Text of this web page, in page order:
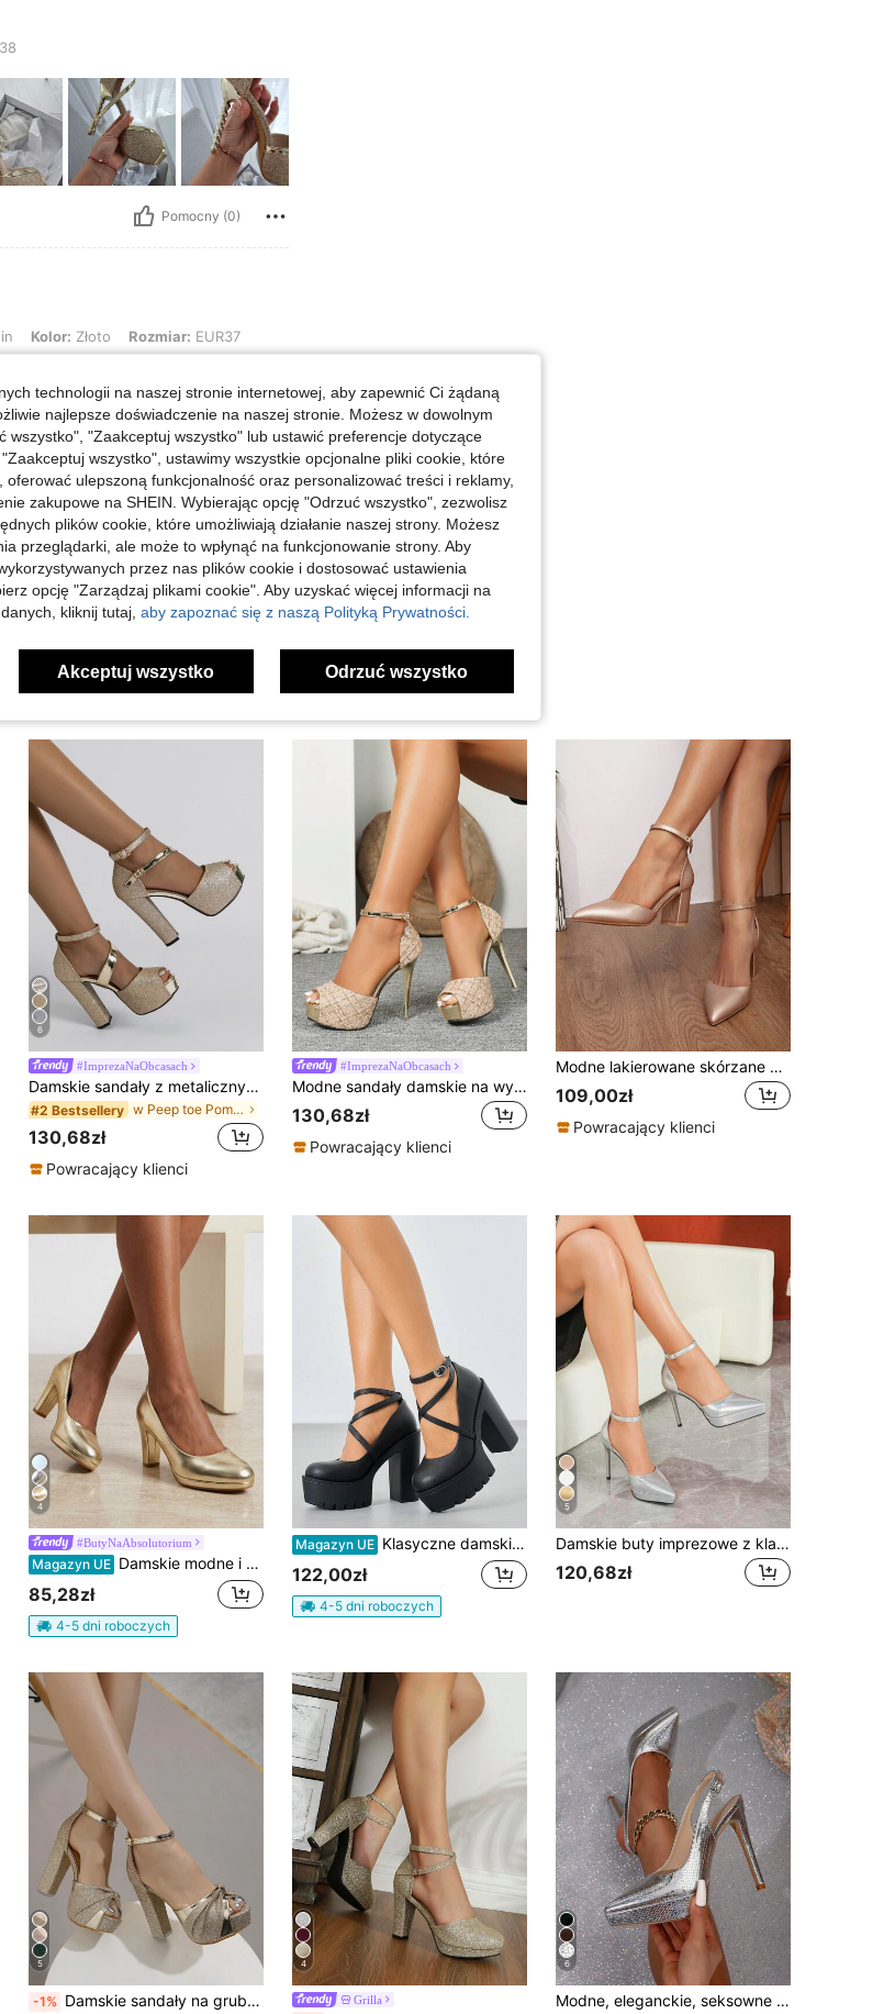
Pomocny (0)
Rozmiar: EUR37
Kolor: Złoto Rozmiar: EUR37
Pomocny (0)
6
#ImprezaNaObcasach
Damskie sandały z metalicznym brokatem, odkrytym palcem, grubą podeszwą i masywnym obcasem, z klamrą i paskiem wokół kostki, super wysokie obcasy na imprezę i ślub
#2 Bestsellery w Peep toe Pompy Kobiece
130,68zł
Powracający klienci
#ImprezaNaObcasach
Modne sandały damskie na wysokim obcasie z klamrą, seksowne szpilki, idealne do klubów nocnych, na imprezy, wiosnę, lato, jesień, nowość, dostępne w dużych rozmiarach, platforma i odkryte palce, na imprezę
130,68zł
Powracający klienci
Modne lakierowane skórzane buty na wysokim obcasie ze szpiczastym noskiem i zdobione sztucznymi perłami, eleganckie, na imprezę
109,00zł
Powracający klienci
4
#ButyNaAbsolutorium
Magazyn UE Damskie modne i wygodne metaliczne buty na platformie i wysokim obcasie
85,28zł
4-5 dni roboczych
Magazyn UE Klasyczne damskie czółenka na platformie, okrągły nosek, gruby obcas, zapięcie na klamrę, eleganckie, wygodne, codzienne buty wizytowe z grubą podeszwą, odpowiednie na imprezę i bankiet, czarne, wysokie obcasy
122,00zł
4-5 dni roboczych
5
Damskie buty imprezowe z klamrą, styl klubowy, na platformie
120,68zł
5
-1% Damskie sandały na grubej platformie z odkrytym palcem, idealne do klubów nocnych i na imprezy, wiosna/lato, seksowne, damskie czółenka, stroje imprezowe
4
Grilla
6
Modne, eleganckie, seksowne czółenka na wysokim obcasie i platformie ze szpiczastym noskiem
technologii na naszej stronie internetowej, aby zapewnić Ci żądaną
najlepsze doświadczenie na naszej stronie. Możesz w dowolnym
wszystko", "Zaakceptuj wszystko" lub ustawić preferencje dotyczące
wszystko", ustawimy wszystkie opcjonalne pliki cookie, które
ulepszoną funkcjonalność oraz personalizować treści i reklamy,
zakupowe na SHEIN. Wybierając opcję "Odrzuć wszystko", zezwolisz
plików cookie, które umożliwiają działanie naszej strony. Możesz
przeglądarki, ale może to wpłynąć na funkcjonowanie strony. Aby
przez nas plików cookie i dostosować ustawienia
opcję "Zarządzaj plikami cookie". Aby uzyskać więcej informacji na
kliknij tutaj, aby zapoznać się z naszą Polityką Prywatności.
Akceptuj wszystko Odrzuć wszystko